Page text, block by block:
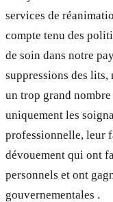
services de
compte tenu des
de soin dans notre
suppressions des
un trop grand
uniquement les
professionnelle, leur
dévouement qui ont
personnels et ont
gouvernementales .